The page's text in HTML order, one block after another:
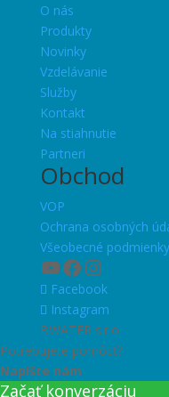
O nás
Produkty
Novinky
Vzdelávanie
Služby
Kontakt
Na stiahnutie
Partneri
Obchod
VOP
Ochrana osobných
Všeobecné
YouTube
Facebook
Instagram
Facebook
Instagram
BWATER s.r.o.
Potrebujete pomôcť?
Napíšte nám
Začať konverzáciu